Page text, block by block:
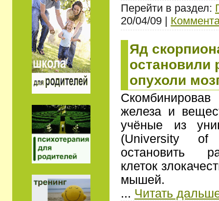
Перейти в раздел:
20/04/09 |
Яд
остановили
опухоли
железа и
учёные из
(University of
остановить
клеток
мышей.
... Читать